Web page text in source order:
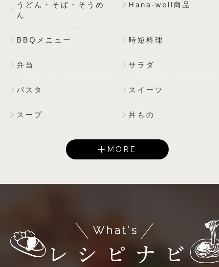
うどん・そば・そうめ
ん
Hana-well商品
BBQメニュー 時短料理
弁当 サラダ
パスタ スイーツ
スープ 丼もの
MORE